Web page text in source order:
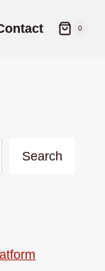
0
Search